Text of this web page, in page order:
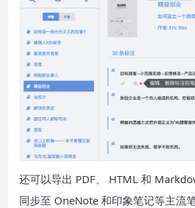
还可以导出 PDF、 HTML 和
同步至 OneNote 和印象笔记等主流笔